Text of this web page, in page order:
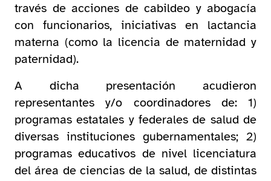
través de acciones de cabildeo y abogacía
con funcionarios, iniciativas en lactancia
materna (como la licencia de maternidad y
paternidad).
A dicha presentación acudieron
representantes y/o coordinadores de: 1)
programas estatales y federales de salud de
diversas instituciones gubernamentales; 2)
programas educativos de nivel licenciatura
del área de ciencias de la salud, de distintas